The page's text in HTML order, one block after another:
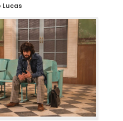
Lucas